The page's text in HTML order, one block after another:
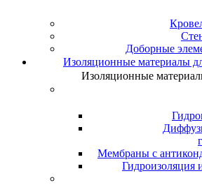
Доборные
Изоляционные материалы
Изоляционные
Мембраны с
Гидроизоляция